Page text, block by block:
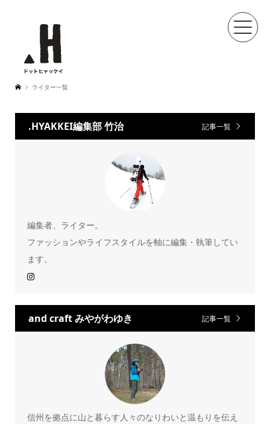
ライター一覧
.HYAKKEI編集部 竹治 記事一覧
編集者、ライター。
ファッションやライフスタイルを軸に編集・執筆してい
ます。
and craft みやがわゆき 記事一覧
信州を拠点に山と暮らす人々のなりわいと温もりを伝え